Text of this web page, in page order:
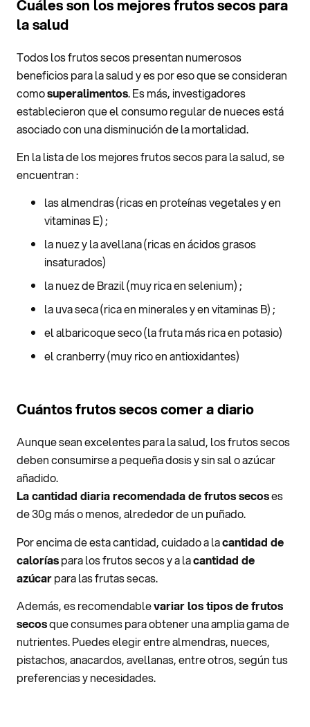
Cuáles son los mejores frutos secos para
la salud
Todos los frutos secos presentan numerosos
beneficios para la salud y es por eso que se consideran
comosuperalimentos. Es más, investigadores
establecieron que el consumo regular de nueces está
asociado con una disminución de la mortalidad.
En la lista de los mejores frutos secos para la salud, se
encuentran :
las almendras (ricas en proteínas vegetales y en
vitaminas E) ;
la nuez y la avellana (ricas en ácidos grasos
insaturados)
la nuez de Brazil (muy rica en selenium) ;
la uva seca (rica en minerales y en vitaminas B) ;
el albaricoque seco (la fruta más rica en potasio)
el cranberry (muy rico en antioxidantes)
Cuántos frutos secos comer a diario
Aunque sean excelentes para la salud, los frutos secos
deben consumirse a pequeña dosis y sin sal o azúcar
añadido.
La cantidad diaria recomendada de frutos secoses
de 30g más o menos, alrededor de un puñado.
Por encima de esta cantidad, cuidado a lacantidad de
caloríaspara los frutos secos y a lacantidad de
azúcarpara las frutas secas.
Además, es recomendablevariar los tipos de frutos
secosque consumes para obtener una amplia gama de
nutrientes. Puedes elegir entre almendras, nueces,
pistachos, anacardos, avellanas, entre otros, según tus
preferencias y necesidades.